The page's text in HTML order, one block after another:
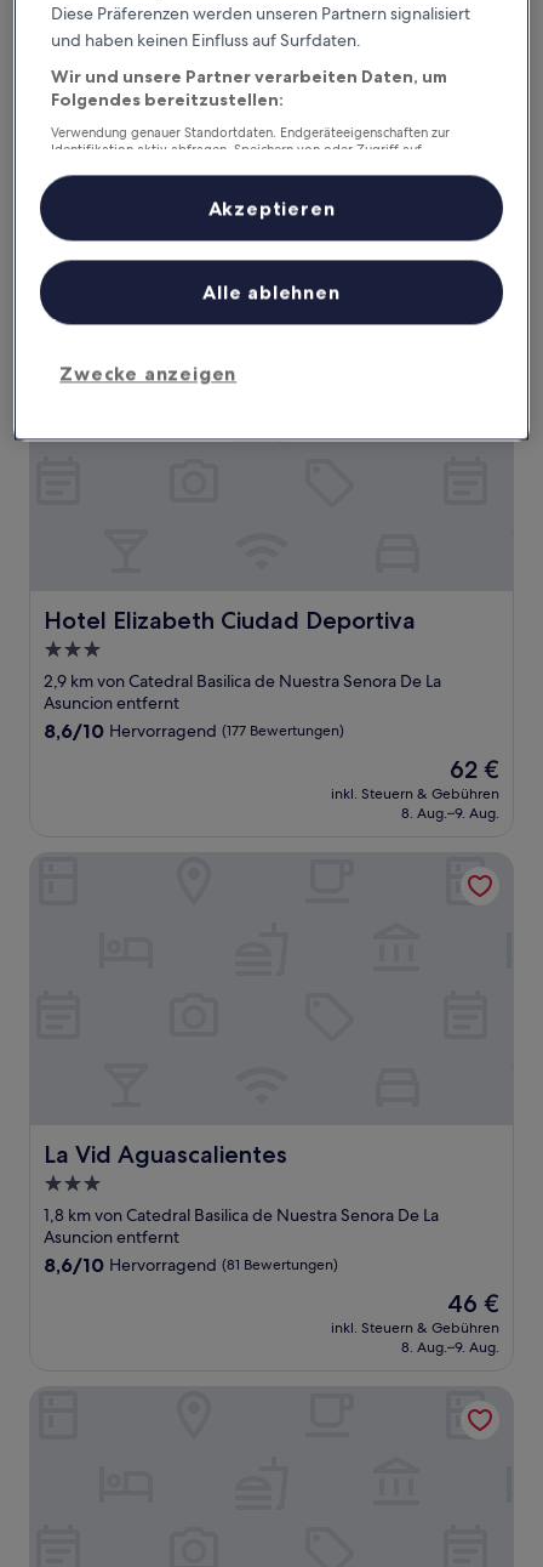
Alameda Grand
Alameda Grand
Sterne-
2,8 km von Catedral Basilica de Nuestra Senora De La
8.8
von
10,
Hervorragend,
(283
Bewertungen)
8,8/10 Hervorragend
beträgt
118 €
inkl. Steuern & Gebühren
18. Aug.–19. Aug.
Hotel Elizabeth Ciudad Deportiva
Hotel Elizabeth Ciudad Deportiva
3.0-
Sterne-
Unterkunft
2,9 km von Catedral Basilica de Nuestra Senora De La
Asuncion entfernt
8.6
8,6/10 Hervorragend (177 Bewertungen)
Der
Preis
beträgt
62 €
inkl. Steuern & Gebühren
8. Aug.–9. Aug.
Hotel Elizabeth Ciudad Deportiva
La Vid Aguascalientes
La Vid Aguascalientes
3.0-
Sterne-
Unterkunft
1,8 km von Catedral Basilica de Nuestra Senora De La
Asuncion entfernt
8.6
8,6/10 Hervorragend (81 Bewertungen)
Der
Preis
beträgt
46 €
inkl. Steuern & Gebühren
8. Aug.–9. Aug.
Diese Präferenzen werden unseren Partnern signalisiert
und haben keinen Einfluss auf Surfdaten.
Wir und unsere Partner verarbeiten Daten, um
Folgendes bereitzustellen:
Verwendung genauer Standortdaten. Endgeräteeigenschaften zur
Identifikation aktiv abfragen. Speichern von oder Zugriff auf
Inhalte, Messung von Werbeleistung und der Performance von Inhalten,
Zielgruppenforschung sowie Entwicklung und Verbesserung von
Liste der Partner (Lieferanten)
Zwecke anzeigen
Alle ablehnen
Akzeptieren